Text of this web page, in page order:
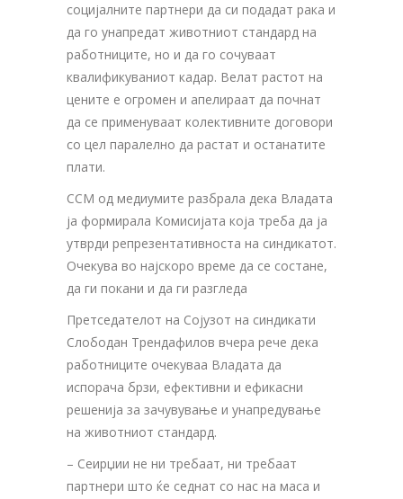
социјалните партнери да си подадат рака и
да го унапредат животниот стандард на
работниците, но и да го сочуваат
квалификуваниот кадар. Велат растот на
цените е огромен и апелираат да почнат
да се применуваат колективните договори
со цел паралелно да растат и останатите
плати.
ССМ од медиумите разбрала дека Владата
ја формирала Комисијата која треба да ја
утврди репрезентативноста на синдикатот.
Очекува во најскоро време да се состане,
да ги покани и да ги разгледа
Претседателот на Сојузот на синдикати
Слободан Трендафилов вчера рече дека
работниците очекуваа Владата да
испорача брзи, ефективни и ефикасни
решенија за зачувување и унапредување
на животниот стандард.
– Сеирџии не ни требаат, ни требаат
партнери што ќе седнат со нас на маса и